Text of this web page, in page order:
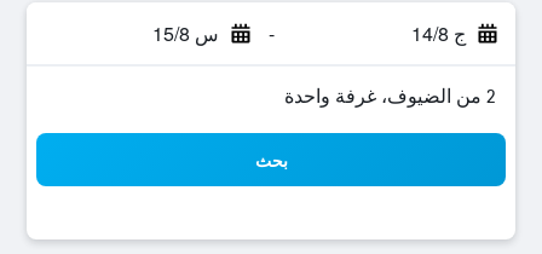
ج 14/8 - س 15/8
2 من الضيوف، غرفة واحدة
بحث